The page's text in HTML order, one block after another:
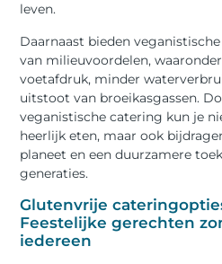
leven.
Daarnaast bieden
van milieuvoordelen,
voetafdruk, minder
uitstoot van broeikasgassen.
veganistische catering kun je
heerlijk eten, maar ook
planeet en een duurzamere
generaties.
Glutenvrije
Feestelijke gerechten
iedereen